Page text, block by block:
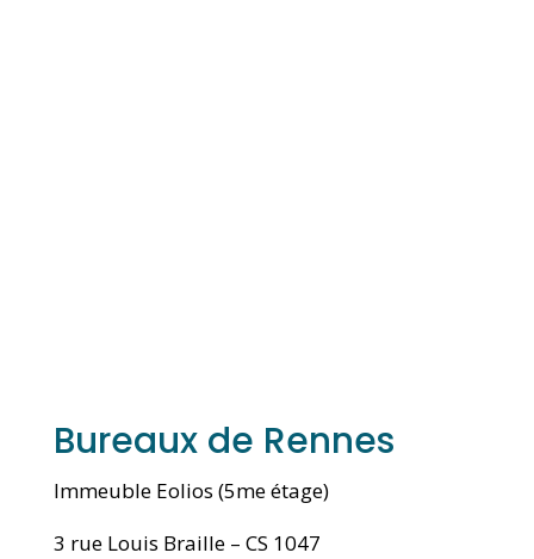
Bureaux de Rennes
Immeuble Eolios (5me étage)
3 rue Louis Braille – CS 1047